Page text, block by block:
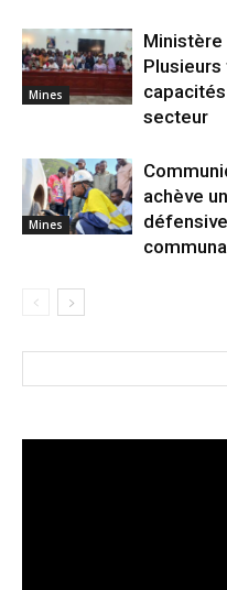
Mines
Ministère
secteur
Mines
achève